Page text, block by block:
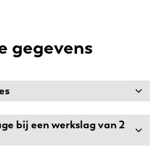
gegevens
bij een werkslag van 2